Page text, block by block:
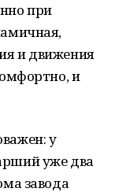
при
и движения
и
у
уже два
завода